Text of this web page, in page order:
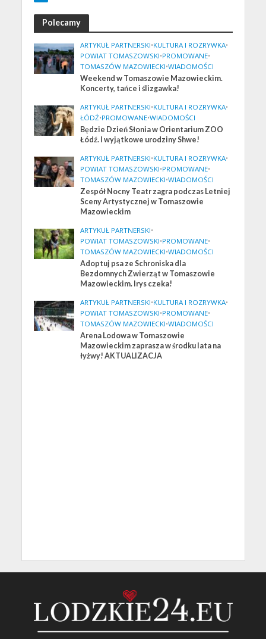
Polecamy
ARTYKUŁ PARTNERSKI•KULTURA I ROZRYWKA•
POWIAT TOMASZOWSKI•PROMOWANE•
TOMASZÓW MAZOWIECKI•WIADOMOŚCI
Weekend w Tomaszowie Mazowieckim.
Koncerty, tańce i ślizgawka!
ARTYKUŁ PARTNERSKI•KULTURA I ROZRYWKA•
ŁÓDŹ•PROMOWANE•WIADOMOŚCI
Będzie Dzień Słonia w Orientarium ZOO
Łódź. I wyjątkowe urodziny Shwe!
ARTYKUŁ PARTNERSKI•KULTURA I ROZRYWKA•
POWIAT TOMASZOWSKI•PROMOWANE•
TOMASZÓW MAZOWIECKI•WIADOMOŚCI
Zespół Nocny Teatr zagra podczas Letniej
Sceny Artystycznej w Tomaszowie
Mazowieckim
ARTYKUŁ PARTNERSKI•
POWIAT TOMASZOWSKI•PROMOWANE•
TOMASZÓW MAZOWIECKI•WIADOMOŚCI
Adoptuj psa ze Schroniska dla
Bezdomnych Zwierząt w Tomaszowie
Mazowieckim. Irys czeka!
ARTYKUŁ PARTNERSKI•KULTURA I ROZRYWKA•
POWIAT TOMASZOWSKI•PROMOWANE•
TOMASZÓW MAZOWIECKI•WIADOMOŚCI
Arena Lodowa w Tomaszowie
Mazowieckim zaprasza w środku lata na
łyżwy! AKTUALIZACJA